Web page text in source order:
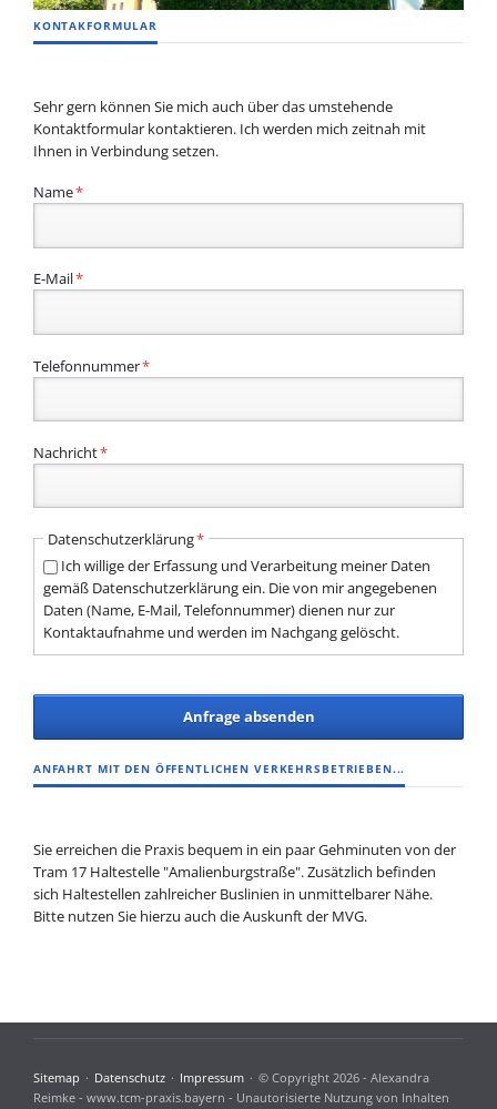
KONTAKFORMULAR
Sehr gern können Sie mich auch über das umstehende
Kontaktformular kontaktieren. Ich werden mich zeitnah mit
Ihnen in Verbindung setzen.
Pflichtfeld
Name*
Pflichtfeld
E-Mail*
Pflichtfeld
Telefonnummer*
Pflichtfeld
Nachricht*
Pflichtfeld
Datenschutzerklärung*
Ich willige der Erfassung und Verarbeitung meiner Daten
gemäß Datenschutzerklärung ein. Die von mir angegebenen
Daten (Name, E-Mail, Telefonnummer) dienen nur zur
Kontaktaufnahme und werden im Nachgang gelöscht.
Anfrage absenden
ANFAHRT MIT DEN ÖFFENTLICHEN VERKEHRSBETRIEBEN...
Sie erreichen die Praxis bequem in ein paar Gehminuten von der
Tram 17 Haltestelle "Amalienburgstraße". Zusätzlich befinden
sich Haltestellen zahlreicher Buslinien in unmittelbarer Nähe.
Bitte nutzen Sie hierzu auch die Auskunft der MVG.
Navigation
überspringen
Sitemap Datenschutz Impressum
© Copyright 2026 - Alexandra
Reimke - www.tcm-praxis.bayern - Unautorisierte Nutzung von Inhalten